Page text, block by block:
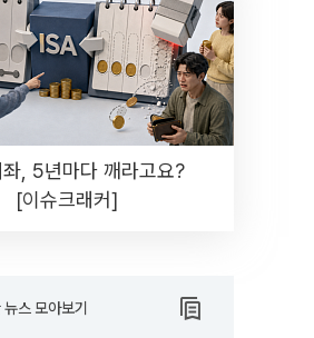
, 5년마다 깨라고요?
[이슈크래커]
스 모아보기